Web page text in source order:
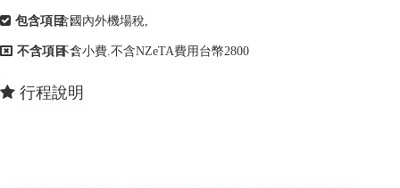
包含項目：含國內外機場稅,
不含項目：不含小費.不含NZeTA費用台幣2800
行程說明